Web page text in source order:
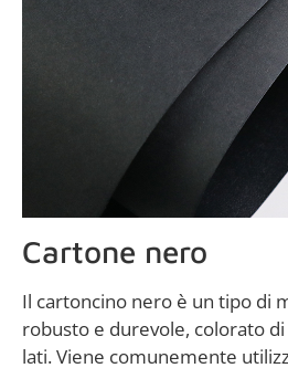
Cartone nero
Il cartoncino nero è un tipo di
robusto e durevole, colorato
lati. Viene comunemente